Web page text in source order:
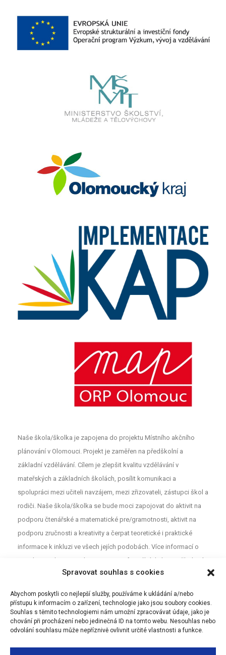
Spravovat souhlas s cookies
Abychom poskytli co nejlepší služby, používáme k ukládání a/nebo
přístupu k informacím o zařízení, technologie jako jsou soubory cookies.
Souhlas s těmito technologiemi nám umožní zpracovávat údaje, jako je
chování při procházení nebo jedinečná ID na tomto webu. Nesouhlas nebo
odvolání souhlasu může nepříznivě ovlivnit určité vlastnosti a funkce.
Naše škola/školka je zapojena do projektu Místního akčního
plánování v Olomouci. Projekt je zaměřen na předškolní a
základní vzdělávání. Cílem je zlepšit kvalitu vzdělávání v
mateřských a základních školách, posílit komunikaci a
spolupráci mezi učiteli navzájem, mezi zřizovateli, zástupci škol a
rodiči. Naše škola/školka se bude moci zapojovat do aktivit na
podporu čtenářské a matematické pre/gramotnosti, aktivit na
podporu zručnosti a kreativity a čerpat teoretické i praktické
informace k inkluzi ve všech jejích podobách. Více informací o
projektu najdete na webu
. Pro neformální diskuzi o školství a
vzdělávání mezi rodiči, učiteli a dalšími aktéry z Olomouce jsou